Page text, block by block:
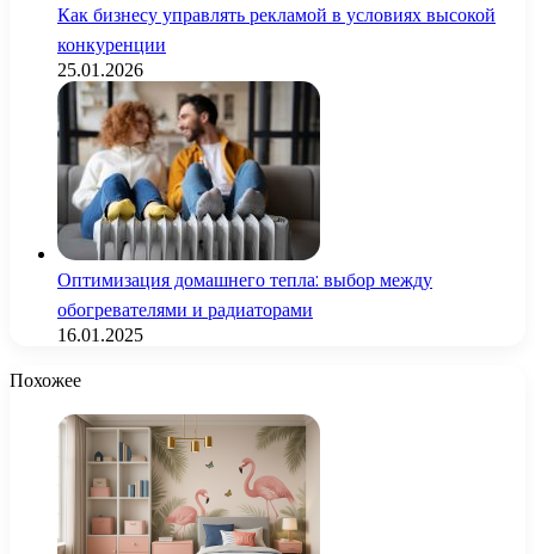
Как бизнесу управлять рекламой в условиях высокой
конкуренции
25.01.2026
Оптимизация домашнего тепла: выбор между
обогревателями и радиаторами
16.01.2025
Похожее